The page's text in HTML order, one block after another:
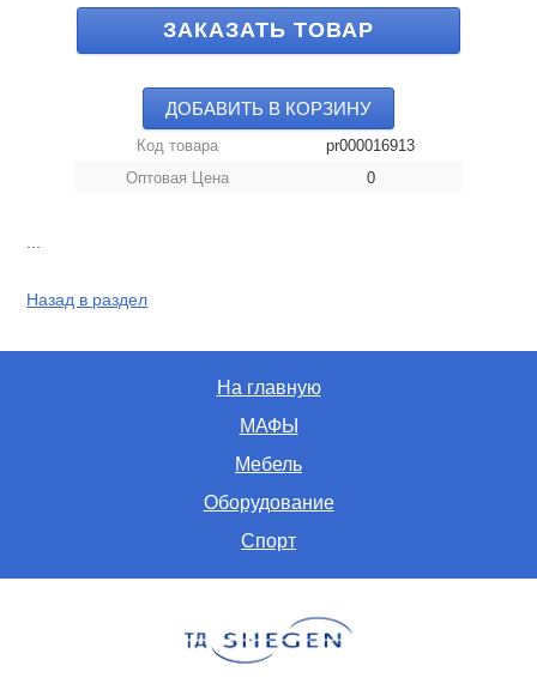
ЗАКАЗАТЬ ТОВАР
ДОБАВИТЬ В КОРЗИНУ
Код товара
pr000016913
Оптовая Цена
0
Назад в раздел
На главную
МАФЫ
Мебель
Оборудование
Спорт